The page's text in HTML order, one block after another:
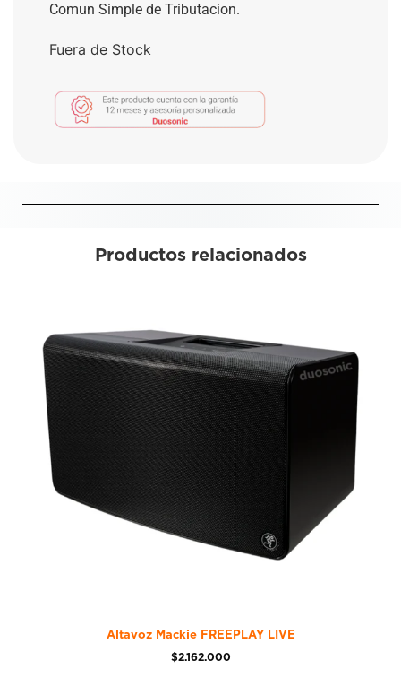
Comun Simple de Tributacion.
Fuera de Stock
Productos relacionados
Altavoz Mackie FREEPLAY LIVE
$2.162.000